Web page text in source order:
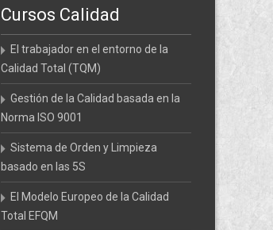
Cursos Calidad
El trabajador en el entorno de la
Calidad Total (TQM)
Gestión de la Calidad basada en la
Norma ISO 9001
Sistema de Orden y Limpieza
basado en las 5S
El Modelo Europeo de la Calidad
Total EFQM